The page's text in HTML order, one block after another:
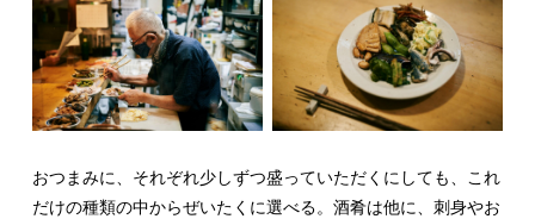
おつまみに、それぞれ少しずつ盛っていただくにしても、これ
だけの種類の中からぜいたくに選べる。酒肴は他に、刺身やお